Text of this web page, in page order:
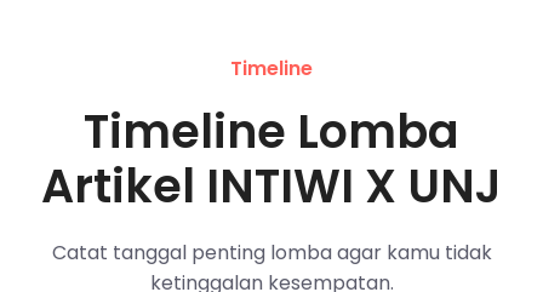
Timeline
Timeline Lomba
Artikel INTIWI X UNJ
Catat tanggal penting lomba agar kamu tidak
ketinggalan kesempatan.